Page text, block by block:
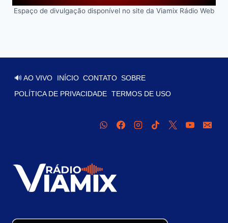
Espaço de divulgação disponível no site da Viamix Rádio Web
🔊 AO VIVO INÍCIO CONTATO SOBRE
POLÍTICA DE PRIVACIDADE TERMOS DE USO